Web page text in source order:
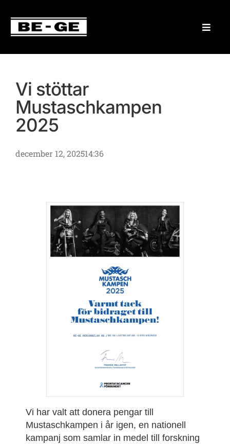
Vi stöttar
Mustaschkampen
2025
december 12, 202514:36
Vi har valt att donera pengar till
Mustaschkampen i år igen, en nationell
kampanj som samlar in medel till forskning